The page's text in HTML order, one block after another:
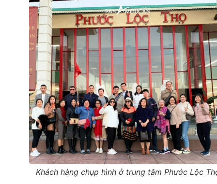
Khách hàng chụp hình ở trung tâm Phước Lộc